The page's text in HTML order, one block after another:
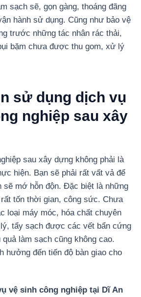
sạch sẽ, gọn gàng, thoáng đãng
hành sử dụng. Cũng như bảo vệ
trước những tác nhân rác thải,
bặm chưa được thu gom, xử lý
sử dụng dịch vụ
nghiệp sau xây
sau xây dựng không phải là
hiện. Bạn sẽ phải rất vất vả để
sẽ mớ hỗn độn. Đặc biệt là những
tốn thời gian, công sức. Chưa
loại máy móc, hóa chất chuyên
tẩy sạch được các vết bẩn cứng
làm sạch cũng không cao.
hưởng đến tiến độ bàn giao cho
vệ sinh công nghiệp tại Dĩ An